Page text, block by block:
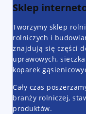
Sklep
Tworzymy sklep
rolniczych i
znajdują się części
uprawowych,
koparek
Cały czas
branży rolniczej,
produktów.